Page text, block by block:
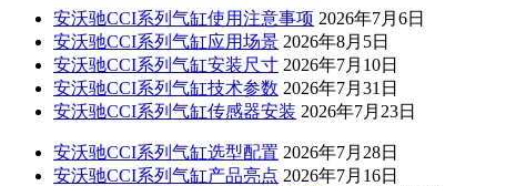
安沃驰CCI系列气缸使用注意事项 2026年7月6日
安沃驰CCI系列气缸应用场景 2026年8月5日
安沃驰CCI系列气缸安装尺寸 2026年7月10日
安沃驰CCI系列气缸技术参数 2026年7月31日
安沃驰CCI系列气缸传感器安装 2026年7月23日
安沃驰CCI系列气缸选型配置 2026年7月28日
安沃驰CCI系列气缸产品亮点 2026年7月16日